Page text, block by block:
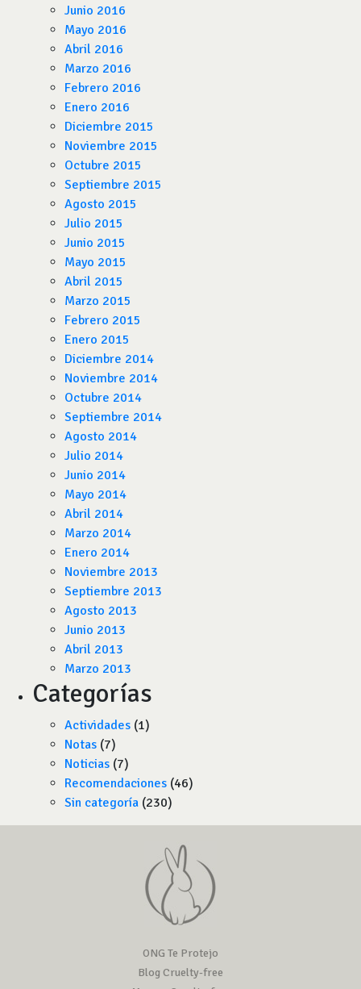
Junio 2016
Mayo 2016
Abril 2016
Marzo 2016
Febrero 2016
Enero 2016
Diciembre 2015
Noviembre 2015
Octubre 2015
Septiembre 2015
Agosto 2015
Julio 2015
Junio 2015
Mayo 2015
Abril 2015
Marzo 2015
Febrero 2015
Enero 2015
Diciembre 2014
Noviembre 2014
Octubre 2014
Septiembre 2014
Agosto 2014
Julio 2014
Junio 2014
Mayo 2014
Abril 2014
Marzo 2014
Enero 2014
Noviembre 2013
Septiembre 2013
Agosto 2013
Junio 2013
Abril 2013
Marzo 2013
Categorías
Actividades (1)
Notas (7)
Noticias (7)
Recomendaciones (46)
Sin categoría (230)
ONG Te Protejo
Blog Cruelty-free